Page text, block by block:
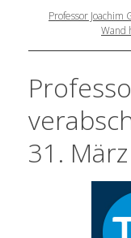
Professor
Wand
31.